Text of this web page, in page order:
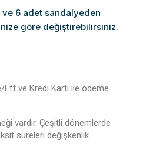
ve 6 adet sandalyeden
göre değiştirebilirsiniz.
Eft ve Kredi Kartı ile ödeme
vardır. Çeşitli dönemlerde
süreleri değişkenlik